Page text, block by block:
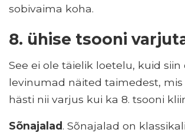
sobivaima koha.
8. ühise tsooni
See ei ole täielik loetelu, kuid
levinumad näited taimedest, mis
hästi nii varjus kui ka 8. tsooni
Sõnajalad. Sõnajalad on